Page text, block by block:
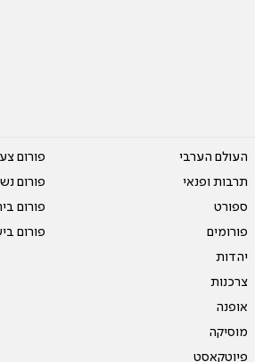
העולם הערבי
תרבות ופנאי
ספורט
פורומים
יהדות
צרכנות
אופנה
מוסיקה
פיוטקאסט
פורום
פורום
פורום
פורום